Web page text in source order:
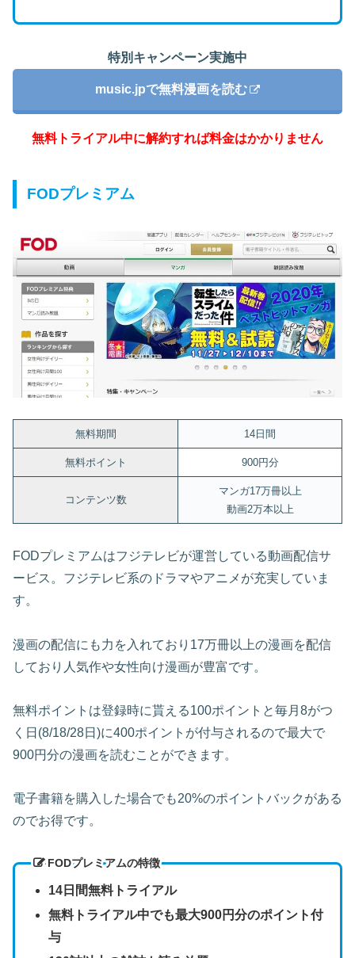
特別キャンペーン実施中
music.jpで無料漫画を読む
無料トライアル中に解約すれば料金はかかりません
FODプレミアム
無料期間 14日間
無料ポイント 900円分
コンテンツ数
マンガ17万冊以上
動画2万本以上
FODプレミアムはフジテレビが運営している動画配信サ
ービス。フジテレビ系のドラマやアニメが充実していま
す。
漫画の配信にも力を入れており17万冊以上の漫画を配信
しており人気作や女性向け漫画が豊富です。
無料ポイントは登録時に貰える100ポイントと毎月8がつ
く日(8/18/28日)に400ポイントが付与されるので最大で
900円分の漫画を読むことができます。
電子書籍を購入した場合でも20%のポイントバックがある
のでお得です。
FODプレミアムの特徴
14日間無料トライアル
無料トライアル中でも最大900円分のポイント付
与